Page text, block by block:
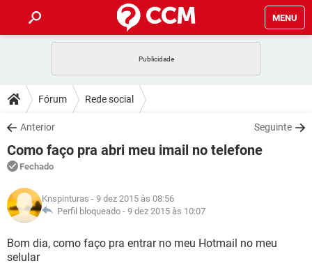
MENU
CELULAR
OUTLOOK
INSTAGRAM GMAIL
GUIA DE COMPRAS
DICAS
JOGOS
OUTLOOK
INSTAGRAM
GUIA DE COMPRAS
DOWNLOADS
JOGOS WHATSAPP
CELULAR
OUTLOOK EXCEL
INSTAGRAM
GUIA DE COMPRAS
FÓRUM
JOGOS
CELULAR FACEBOOK
INSTAGRAM
GLOSSÁRIO
JOGOS
CELULAR FACEBOOK
Fórum Rede social
Anterior Seguinte
Como faço pra abri meu imail no telefone
Fechado
Knspinturas - 9 dez 2015 às 08:56
Perfil bloqueado - 9 dez 2015 às 10:07
Bom dia, como faço pra entrar no meu Hotmail no meu
selular